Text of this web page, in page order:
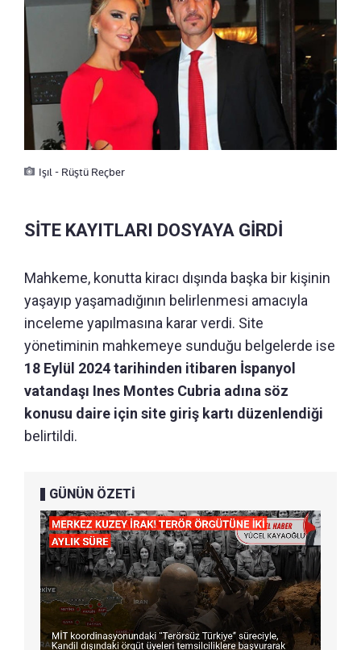
Işıl - Rüştü Reçber
SİTE KAYITLARI DOSYAYA GİRDİ
Mahkeme, konutta kiracı dışında başka bir kişinin
yaşayıp yaşamadığının belirlenmesi amacıyla
inceleme yapılmasına karar verdi. Site
yönetiminin mahkemeye sunduğu belgelerde ise
18 Eylül 2024 tarihinden itibaren İspanyol
vatandaşı Ines Montes Cubria adına söz
konusu daire için site giriş kartı düzenlendiği
belirtildi.
GÜNÜN ÖZETİ